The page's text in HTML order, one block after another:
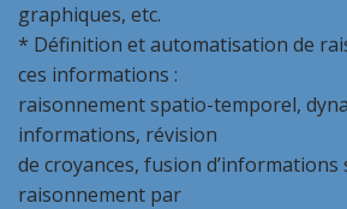
graphiques, etc.
* Définition et automatisation de
ces informations :
raisonnement spatio-temporel,
informations, révision
de croyances, fusion d’informations
raisonnement par